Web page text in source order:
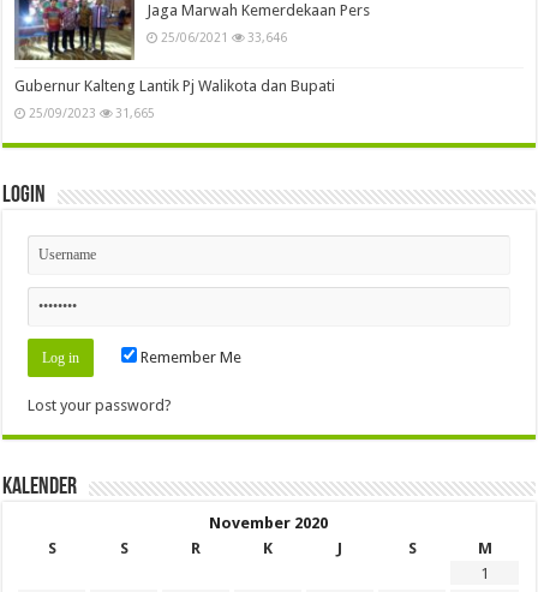
Jaga Marwah Kemerdekaan Pers
25/06/2021 33,646
Gubernur Kalteng Lantik Pj Walikota dan Bupati
25/09/2023 31,665
Login
Remember Me
Lost your password?
Kalender
November 2020
S
S R K J S
M
1